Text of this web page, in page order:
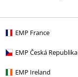
EMP France
EMP Česká Republika
EMP Ireland